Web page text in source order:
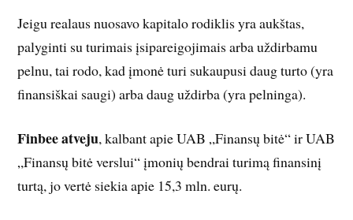
Jeigu realaus nuosavo kapitalo rodiklis yra aukštas,
palyginti su turimais įsipareigojimais arba uždirbamu
pelnu, tai rodo, kad įmonė turi sukaupusi daug turto (yra
finansiškai saugi) arba daug uždirba (yra pelninga).
Finbee atveju, kalbant apie UAB „Finansų bitė“ ir UAB
„Finansų bitė verslui“ įmonių bendrai turimą finansinį
turtą, jo vertė siekia apie 15,3 mln. eurų.